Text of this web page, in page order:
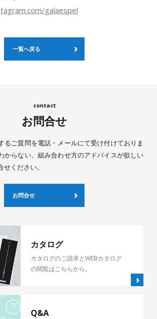
galaespel
一覧へ戻る
お問合せ
るご質問を電話・メールにて受け付けておりま
からない、組み合わせ方のアドバイスが欲しい
ください。
お問合せ
カタログ
カタログのご請求とWEBカタログ
の閲覧はこちらから。
Q&A